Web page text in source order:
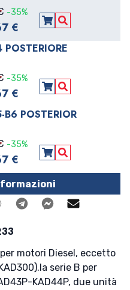
-35%
€ Aggiungi al
Vedi Dettagli
-35%
€ Aggiungi al
Vedi Dettagli
POSTERIOR
-35%
€ Aggiungi al
Vedi Dettagli
WhatsappTelegramFacebook
motori Diesel, eccetto
serie B per
KAD44P, due unità